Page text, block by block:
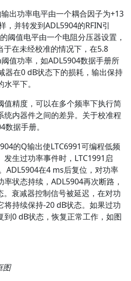
出功率电平由一个耦合因子为+13
，并转发到ADL5904的RFIN引
阈值电平由一个电阻分压器设置，
在未经校准的情况下，在5.8
值功率，如ADL5904数据手册所
器在0 dB状态下的损耗，输出保持
平下。
值精度，可以在多个频率下执行简
统内器件之间的差异。关于校准程
据手册。
的Q输出使LTC6991可编程低频
生过功率事件时，LTC1991启
ADL5904在4 ms后复位，对功率
状态持续，ADL5904再次断路，
衰减器控制信号被延迟，在对功
将持续保持-20 dB状态。如果过功
到0 dB状态，恢复正常工作，如图
图